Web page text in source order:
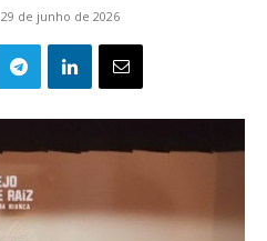
29 de junho de 2026